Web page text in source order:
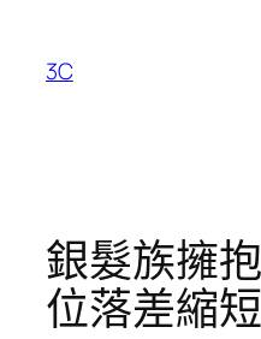
3C
銀髮族擁
位落差縮